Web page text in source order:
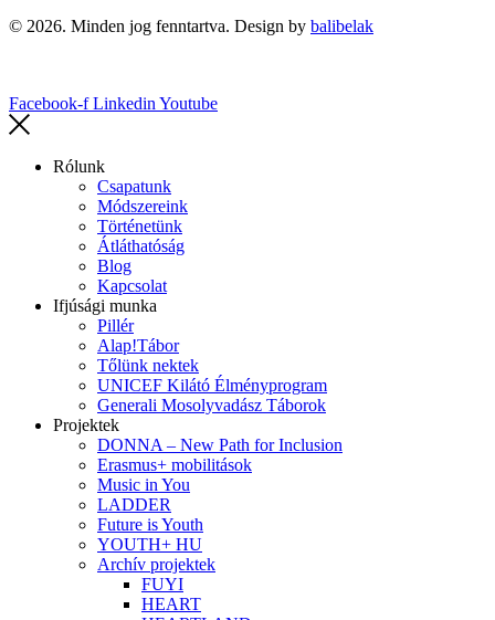
© 2026. Minden jog fenntartva. Design by balibelak
Facebook-f Linkedin Youtube
Rólunk
Csapatunk
Módszereink
Történetünk
Átláthatóság
Blog
Kapcsolat
Ifjúsági munka
Pillér
Alap!Tábor
Tőlünk nektek
UNICEF Kilátó Élményprogram
Generali Mosolyvadász Táborok
Projektek
DONNA – New Path for Inclusion
Erasmus+ mobilitások
Music in You
LADDER
Future is Youth
YOUTH+ HU
Archív projektek
FUYI
HEART